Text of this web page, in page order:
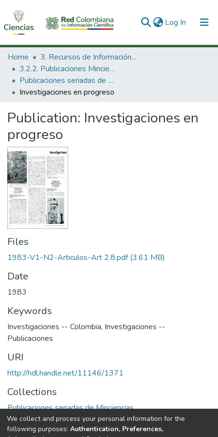
Log In (current)
Communities & Collections
All of DSpace
Statistics
Home
3. Recursos de Información Científica y Tecnológica
3.2.2. Publicaciones Minciencias
Publicaciones seriadas de Minciencias
Investigaciones en progreso
Publication: Investigaciones en
progreso
Files
1983-V1-N2-Articulos-Art 2.8.pdf(3.61 MB)
Date
1983
Keywords
Investigaciones -- Colombia, Investigaciones --
Publicaciones
URI
http://hdl.handle.net/11146/1371
Collections
Publicaciones seriadas de Minciencias
Full item page
We collect and process your personal information for the
following purposes: Authentication, Preferences,